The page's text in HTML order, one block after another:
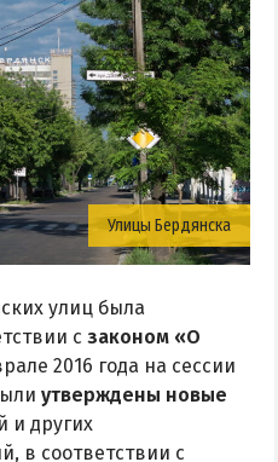
Улицы Бердянска
улиц была
с законом «О
2016 года на сессии
утверждены новые
и других
в соответствии с